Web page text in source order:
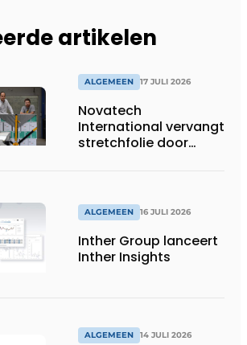
artikelen
ALGEMEEN 17 JULI 2026
Novatech
International vervangt
stretchfolie door
ALGEMEEN 16 JULI 2026
Inther Group lanceert
Inther Insights
ALGEMEEN 14 JULI 2026